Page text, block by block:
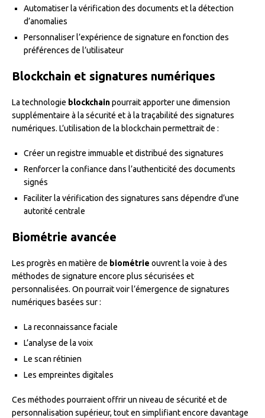
Automatiser la vérification des documents et la détection
d’anomalies
Personnaliser l’expérience de signature en fonction des
préférences de l’utilisateur
Blockchain et signatures numériques
La technologie blockchainpourrait apporter une dimension
supplémentaire à la sécurité et à la traçabilité des signatures
numériques. L’utilisation de la blockchain permettrait de :
Créer un registre immuable et distribué des signatures
Renforcer la confiance dans l’authenticité des documents
signés
Faciliter la vérification des signatures sans dépendre d’une
autorité centrale
Biométrie avancée
Les progrès en matière de biométrie ouvrent la voie à des
méthodes de signature encore plus sécurisées et
personnalisées. On pourrait voir l’émergence de signatures
numériques basées sur :
La reconnaissance faciale
L’analyse de la voix
Le scan rétinien
Les empreintes digitales
Ces méthodes pourraient offrir un niveau de sécurité et de
personnalisation supérieur, tout en simplifiant encore davantage